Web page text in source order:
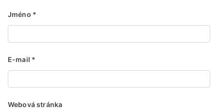
Jméno *
E-mail *
Webová stránka